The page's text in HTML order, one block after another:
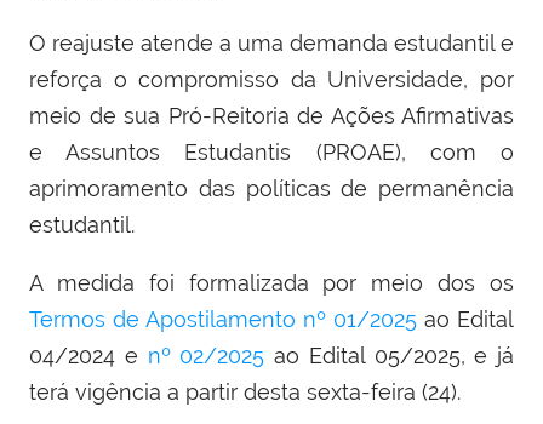
O reajuste atende a uma demanda estudantil e
reforça o compromisso da Universidade, por
meio de sua Pró-Reitoria de Ações Afirmativas
e Assuntos Estudantis (PROAE), com o
aprimoramento das políticas de permanência
estudantil.
A medida foi formalizada por meio dos os
Termos de Apostilamento nº 01/2025 ao Edital
04/2024 e nº 02/2025 ao Edital 05/2025, e já
terá vigência a partir desta sexta-feira (24).